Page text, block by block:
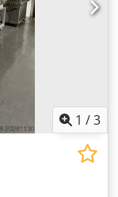
1 /3